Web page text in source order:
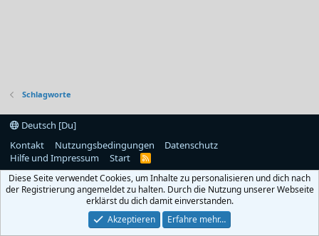
Schlagworte
Deutsch [Du]
Kontakt
Nutzungsbedingungen
Datenschutz
Hilfe und Impressum
Start
R
S
Diese Seite verwendet Cookies, um Inhalte zu personalisieren und dich nach
der Registrierung angemeldet zu halten. Durch die Nutzung unserer Webseite
erklärst du dich damit einverstanden.
Akzeptieren
Erfahre mehr…